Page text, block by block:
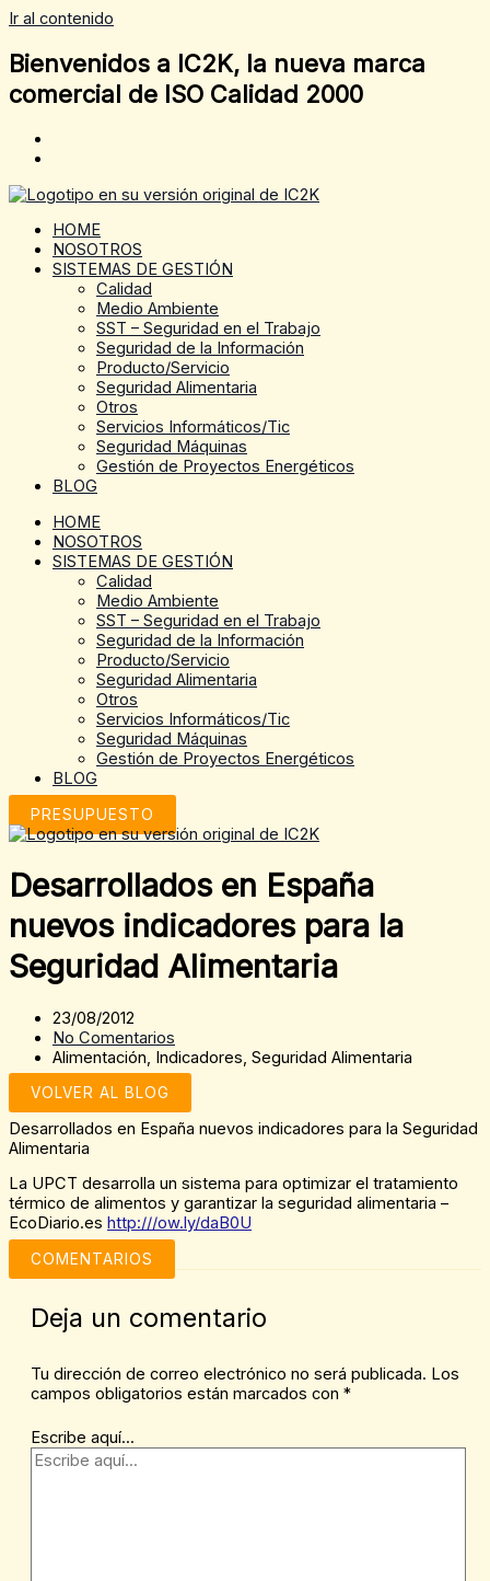
Ir al contenido
Bienvenidos a IC2K, la nueva marca
comercial de ISO Calidad 2000
HOME
NOSOTROS
SISTEMAS DE GESTIÓN
Calidad
Medio Ambiente
SST – Seguridad en el Trabajo
Seguridad de la Información
Producto/Servicio
Seguridad Alimentaria
Otros
Servicios Informáticos/Tic
Seguridad Máquinas
Gestión de Proyectos Energéticos
BLOG
HOME
NOSOTROS
SISTEMAS DE GESTIÓN
Calidad
Medio Ambiente
SST – Seguridad en el Trabajo
Seguridad de la Información
Producto/Servicio
Seguridad Alimentaria
Otros
Servicios Informáticos/Tic
Seguridad Máquinas
Gestión de Proyectos Energéticos
BLOG
PRESUPUESTO
Desarrollados en España
nuevos indicadores para la
Seguridad Alimentaria
23/08/2012
No Comentarios
Alimentación, Indicadores, Seguridad Alimentaria
VOLVER AL BLOG
Desarrollados en España nuevos indicadores para la Seguridad
Alimentaria
La UPCT desarrolla un sistema para optimizar el tratamiento
térmico de alimentos y garantizar la seguridad alimentaria –
EcoDiario.es http:///ow.ly/daB0U
COMENTARIOS
Deja un comentario
Tu dirección de correo electrónico no será publicada. Los
campos obligatorios están marcados con *
Escribe aquí...